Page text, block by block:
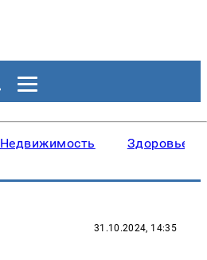
Недвижимость Здоровье
31.10.2024, 14:35